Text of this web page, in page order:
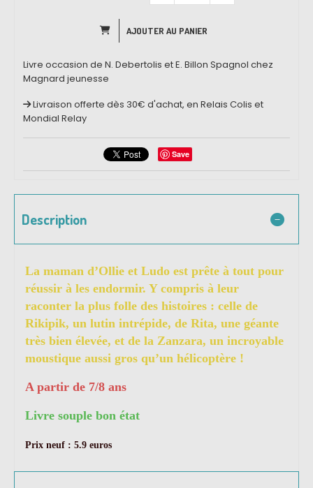
AJOUTER AU PANIER
Livre occasion de N. Debertolis et E. Billon Spagnol chez
Magnard jeunesse
Livraison offerte dès 30€ d'achat, en Relais Colis et
Mondial Relay
Save
Description
La maman d’Ollie et Ludo est prête à tout pour
réussir à les endormir. Y compris à leur
raconter la plus folle des histoires : celle de
Rikipik, un lutin intrépide, de Rita, une géante
très bien élevée, et de la Zanzara, un incroyable
moustique aussi gros qu’un hélicoptère !
A partir de 7/8 ans
Livre souple bon état
Prix neuf : 5.9 euros